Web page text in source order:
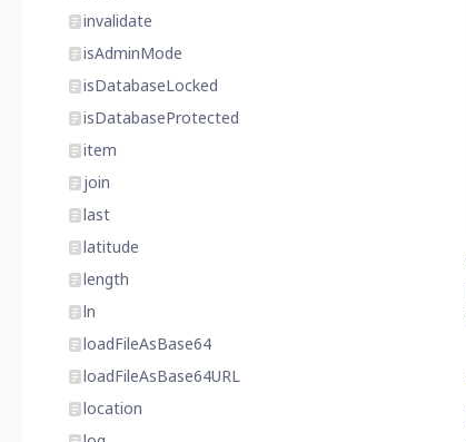
invalidate
isAdminMode
isDatabaseLocked
isDatabaseProtected
item
join
last
latitude
length
ln
loadFileAsBase64
loadFileAsBase64URL
location